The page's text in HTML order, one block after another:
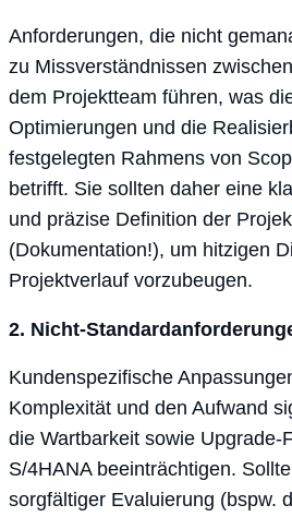
Anforderungen, die nicht
zu Missverständnissen
dem Projektteam führen, was
Optimierungen und die
festgelegten Rahmens von
betrifft. Sie sollten daher eine
und präzise Definition der
(Dokumentation!), um hitzigen
Projektverlauf vorzubeugen.
2. Nicht-
Kundenspezifische
Komplexität und den Aufwand
die Wartbarkeit sowie Upgrade-
S/4HANA beeinträchtigen.
sorgfältiger Evaluierung (bspw.